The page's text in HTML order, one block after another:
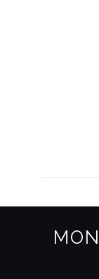
ОШ
О